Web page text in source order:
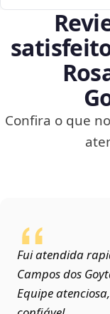
Confira o que
Fui atendida
Campos dos
Equipe